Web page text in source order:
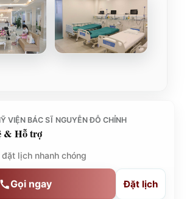
VIỆN BÁC SĨ NGUYỄN ĐỖ CHỈNH
& Hỗ trợ
lịch nhanh chóng
Gọi ngay Đặt lịch